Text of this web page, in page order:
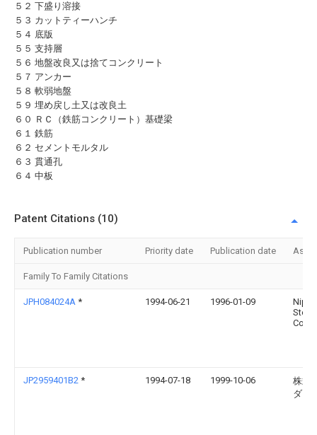
５２ 下盛り溶接
５３ カットティーハンチ
５４ 底版
５５ 支持層
５６ 地盤改良又は捨てコンクリート
５７ アンカー
５８ 軟弱地盤
５９ 埋め戻し土又は改良土
６０ ＲＣ（鉄筋コンクリート）基礎梁
６１ 鉄筋
６２ セメントモルタル
６３ 貫通孔
６４ 中板
Patent Citations (10)
Publication number Priority date Publication date
Family To Family Citations
JPH084024A * 1994-06-21 1996-01-09
Steel
Corp
JP2959401B2 * 1994-07-18 1999-10-06
株式
ダイ